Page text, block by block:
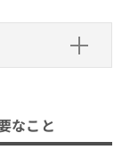
の歯
なこと